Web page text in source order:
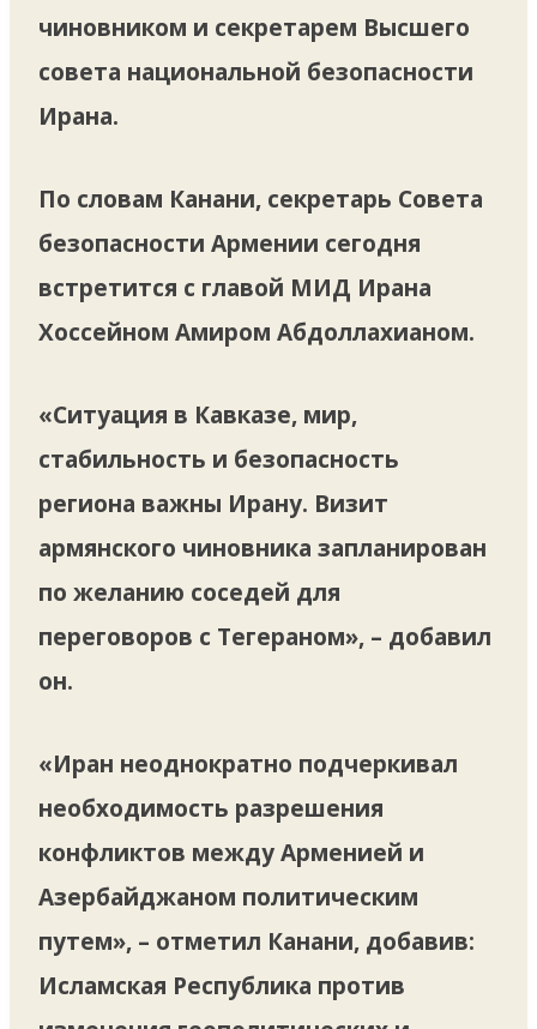
чиновником и секретарем Высшего
совета национальной безопасности
Ирана.
По словам Канани, секретарь Совета
безопасности Армении сегодня
встретится с главой МИД Ирана
Хоссейном Амиром Абдоллахианом.
«Ситуация в Кавказе, мир,
стабильность и безопасность
региона важны Ирану. Визит
армянского чиновника запланирован
по желанию соседей для
переговоров с Тегераном», – добавил
он.
«Иран неоднократно подчеркивал
необходимость разрешения
конфликтов между Арменией и
Азербайджаном политическим
путем», – отметил Канани, добавив:
Исламская Республика против